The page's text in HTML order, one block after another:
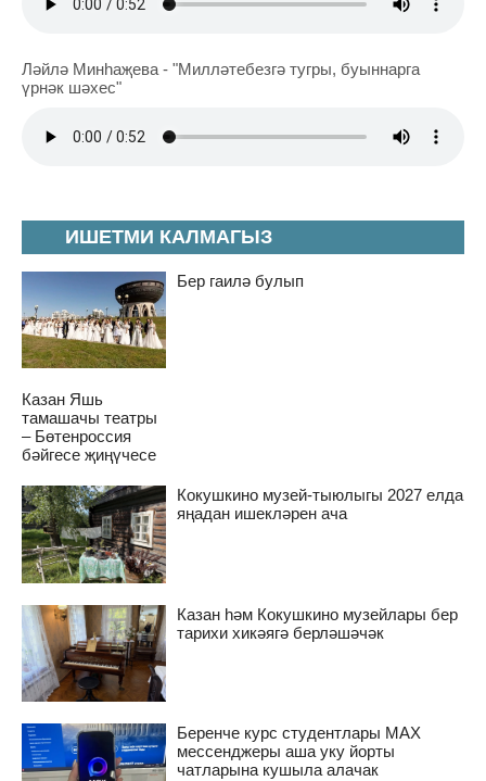
ИШЕТМИ КАЛМАГЫЗ
Бер гаилә булып
Казан Яшь
тамашачы театры
– Бөтенроссия
бәйгесе җиңүчесе
Кокушкино музей-тыюлыгы 2027 елда
яңадан ишекләрен ача
Казан һәм Кокушкино музейлары бер
тарихи хикәягә берләшәчәк
Беренче курс студентлары MAX
мессенджеры аша уку йорты
чатларына кушыла алачак
Ләйлә Минһаҗева - "Милләтебезгә тугры, буыннарга
үрнәк шәхес"